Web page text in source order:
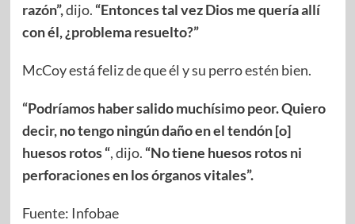
razón”,dijo. “Entonces tal vez Dios me quería allí
con él, ¿problema resuelto?”
McCoy está feliz de que él y su perro estén bien.
“Podríamos haber salido muchísimo peor. Quiero
decir, no tengo ningún daño en el tendón [o]
huesos rotos “, dijo. “No tiene huesos rotos ni
perforaciones en los órganos vitales”.
Fuente: Infobae